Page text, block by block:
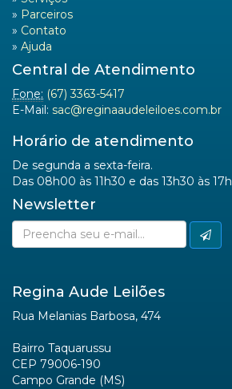
» Parceiros
» Contato
» Ajuda
Central de Atendimento
Fone: (67) 3363-5417
E-Mail: sac@reginaaudeleiloes.com.br
Horário de atendimento
De segunda a sexta-feira.
Das 08h00 às 11h30 e das 13h30 às
Newsletter
Regina Aude Leilões
Rua Melanias Barbosa, 474
Bairro Taquarussu
CEP 79006-190
Campo Grande (MS)